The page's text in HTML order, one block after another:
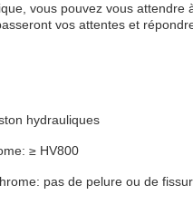
vous pouvez vous
vos attentes et
hydrauliques
≥ HV800
pas de pelure ou de